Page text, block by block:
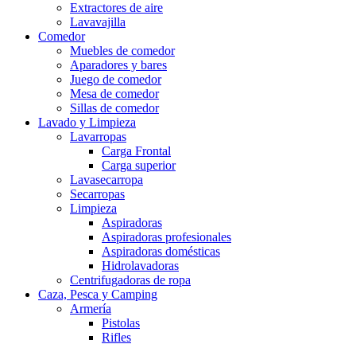
Extractores de aire
Lavavajilla
Comedor
Muebles de comedor
Aparadores y bares
Juego de comedor
Mesa de comedor
Sillas de comedor
Lavado y Limpieza
Lavarropas
Carga Frontal
Carga superior
Lavasecarropa
Secarropas
Limpieza
Aspiradoras
Aspiradoras profesionales
Aspiradoras domésticas
Hidrolavadoras
Centrifugadoras de ropa
Caza, Pesca y Camping
Armería
Pistolas
Rifles